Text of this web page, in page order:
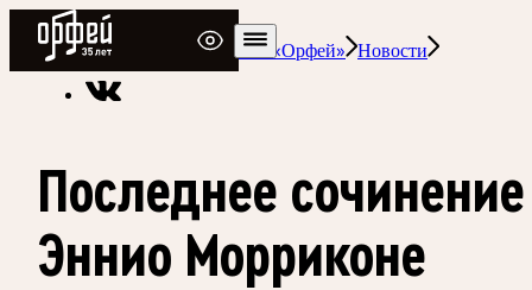
Радио Орфей
Радио классической музыки «Орфей» Новости
Последнее сочинение
Эннио Морриконе